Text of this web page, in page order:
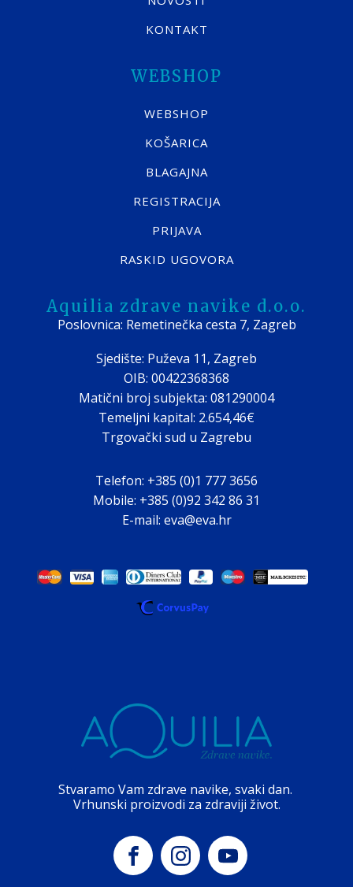
KONTAKT
WEBSHOP
WEBSHOP
KOŠARICA
BLAGAJNA
REGISTRACIJA
PRIJAVA
RASKID UGOVORA
Aquilia zdrave navike d.o.o.
Poslovnica: Remetinečka cesta 7, Zagreb
Sjedište: Puževa 11, Zagreb
OIB: 00422368368
Matični broj subjekta: 081290004
Temeljni kapital: 2.654,46€
Trgovački sud u Zagrebu
Telefon: +385 (0)1 777 3656
Mobile: +385 (0)92 342 86 31
E-mail: eva@eva.hr
Stvaramo Vam zdrave navike, svaki dan.
Vrhunski proizvodi za zdraviji život.